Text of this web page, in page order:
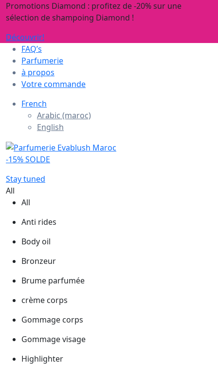
Promotions Diamond : profitez de -20% sur une
sélection de shampoing Diamond !
Découvrir!
FAQ’s
Parfumerie
à propos
Votre commande
French
Arabic (maroc)
English
-15% SOLDE
Stay tuned
All
All
Anti rides
Body oil
Bronzeur
Brume parfumée
crème corps
Gommage corps
Gommage visage
Highlighter